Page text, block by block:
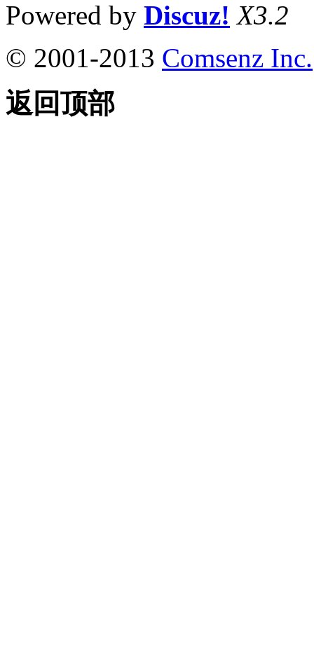
Powered by Discuz! X3.2
© 2001-2013 Comsenz Inc.
返回顶部